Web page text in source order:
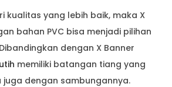
kualitas yang lebih baik, maka X
bahan PVC bisa menjadi pilihan
dengan X Banner
memiliki batangan tiang yang
juga dengan sambungannya.